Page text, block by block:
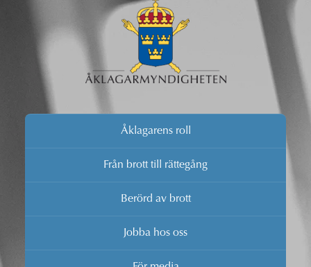
Åklagarens roll
Från brott till rättegång
Berörd av brott
Jobba hos oss